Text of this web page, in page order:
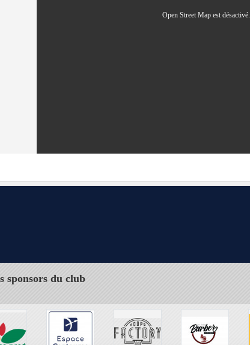
Open Street Map est désactivé.
sponsors du club